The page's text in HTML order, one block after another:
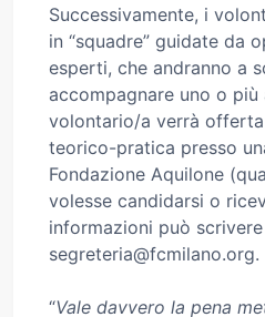
Successivamente, i
in “squadre” guidate da
esperti, che andranno a
accompagnare uno o più
volontario/a verrà
teorico-pratica presso
Fondazione Aquilone
volesse candidarsi o
informazioni può
segreteria@fcmilano.org.
“Vale davvero la pena